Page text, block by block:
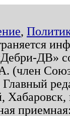
,
ДВ»
(член
Главный